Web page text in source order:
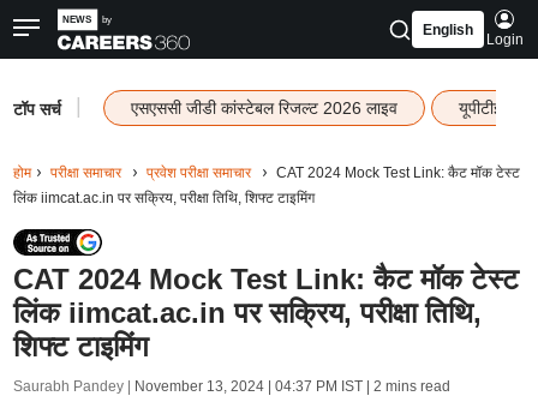
English
Login
टॉप सर्च एसएससी जीडी कांस्टेबल रिजल्ट 2026 लाइव यूपीटीईटी
होम परीक्षा समाचार प्रवेश परीक्षा समाचार
CAT 2024 Mock Test Link: कैट मॉक टेस्ट
लिंक iimcat.ac.in पर सक्रिय, परीक्षा तिथि, शिफ्ट टाइमिंग
CAT 2024 Mock Test Link: कैट मॉक टेस्ट
लिंक iimcat.ac.in पर सक्रिय, परीक्षा तिथि,
शिफ्ट टाइमिंग
Saurabh Pandey | November 13, 2024 | 04:37 PM IST| 2 mins read